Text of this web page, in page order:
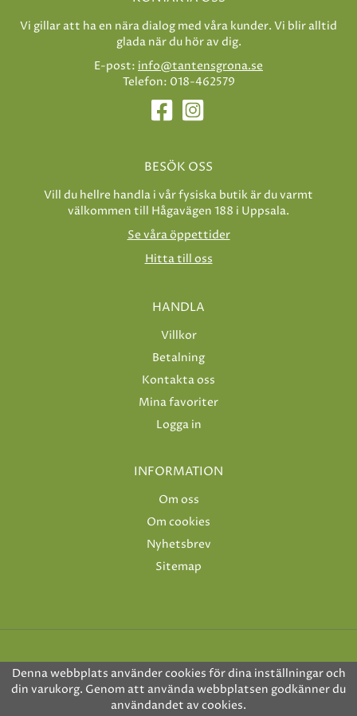
Vi gillar att ha en nära dialog med våra kunder. Vi blir alltid
glada när du hör av dig.
E-post: info@tantensgrona.se
Telefon: 018-462579
BESÖK OSS
Vill du hellre handla i vår fysiska butik är du varmt
välkommen till Hågavägen 188 i Uppsala.
Se våra öppettider
Hitta till oss
HANDLA
Villkor
Betalning
Kontakta oss
Mina favoriter
Logga in
INFORMATION
Om oss
Om cookies
Nyhetsbrev
Sitemap
Denna webbplats använder cookies för dina inställningar och
din varukorg. Genom att använda webbplatsen godkänner du
användandet av cookies.